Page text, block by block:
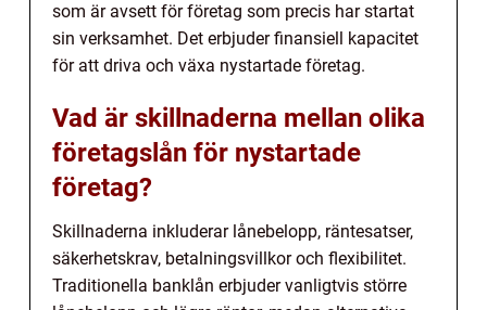
som är avsett för företag som precis har startat
sin verksamhet. Det erbjuder finansiell kapacitet
för att driva och växa nystartade företag.
Vad är skillnaderna mellan olika
företagslån för nystartade
företag?
Skillnaderna inkluderar lånebelopp, räntesatser,
säkerhetskrav, betalningsvillkor och flexibilitet.
Traditionella banklån erbjuder vanligtvis större